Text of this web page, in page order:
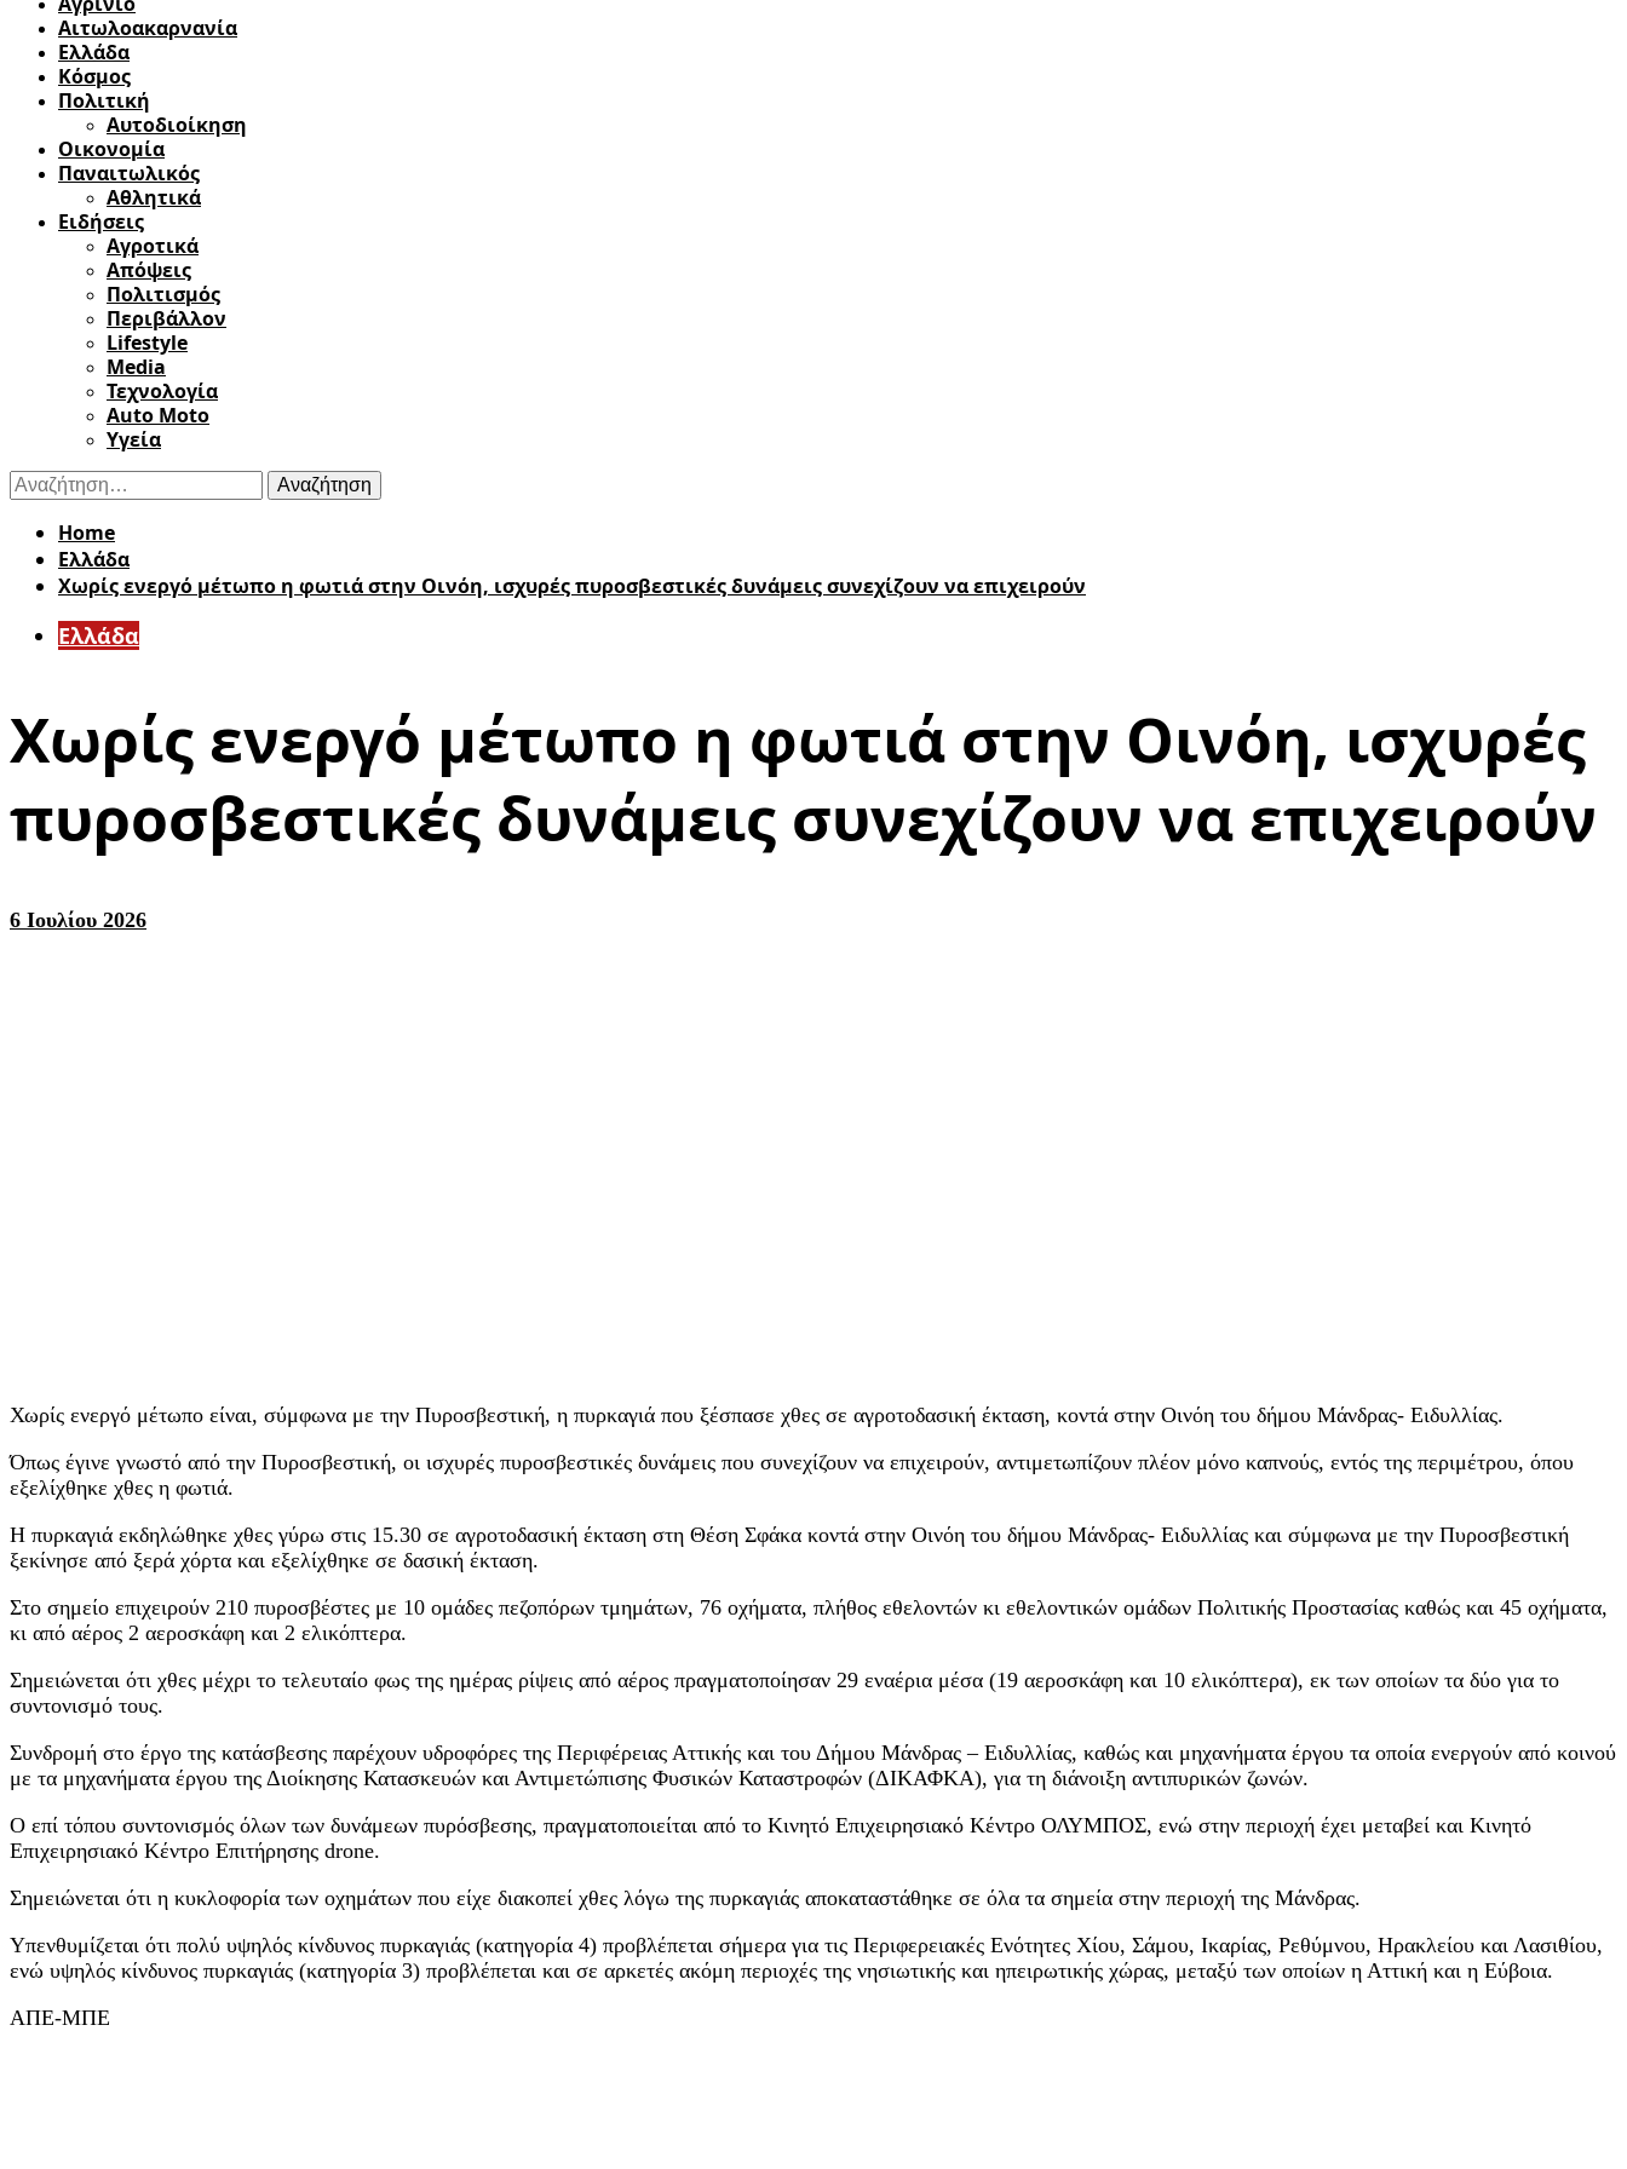
Αιτωλοακαρνανία
Ελλάδα
Κόσμος
Πολιτική
Αυτοδιοίκηση
Οικονομία
Παναιτωλικός
Αθλητικά
Ειδήσεις
Αγροτικά
Απόψεις
Πολιτισμός
Περιβάλλον
Lifestyle
Media
Τεχνολογία
Auto Moto
Υγεία
Αναζήτηση
για:
Home
Ελλάδα
Χωρίς ενεργό μέτωπο η φωτιά στην Οινόη, ισχυρές πυροσβεστικές δυνάμεις συνεχίζουν να επιχειρούν
Ελλάδα
Χωρίς ενεργό μέτωπο η φωτιά στην Οινόη, ισχυρές
πυροσβεστικές δυνάμεις συνεχίζουν να επιχειρούν
6 Ιουλίου 2026
Χωρίς ενεργό μέτωπο είναι, σύμφωνα με την Πυροσβεστική, η πυρκαγιά που ξέσπασε χθες σε αγροτοδασική έκταση, κοντά στην Οινόη του δήμου Μάνδρας- Ειδυλλίας.
Όπως έγινε γνωστό από την Πυροσβεστική, οι ισχυρές πυροσβεστικές δυνάμεις που συνεχίζουν να επιχειρούν, αντιμετωπίζουν πλέον μόνο καπνούς, εντός της περιμέτρου, όπου
εξελίχθηκε χθες η φωτιά.
Η πυρκαγιά εκδηλώθηκε χθες γύρω στις 15.30 σε αγροτοδασική έκταση στη Θέση Σφάκα κοντά στην Οινόη του δήμου Μάνδρας- Ειδυλλίας και σύμφωνα με την Πυροσβεστική
ξεκίνησε από ξερά χόρτα και εξελίχθηκε σε δασική έκταση.
Στο σημείο επιχειρούν 210 πυροσβέστες με 10 ομάδες πεζοπόρων τμημάτων, 76 οχήματα, πλήθος εθελοντών κι εθελοντικών ομάδων Πολιτικής Προστασίας καθώς και 45 οχήματα,
κι από αέρος 2 αεροσκάφη και 2 ελικόπτερα.
Σημειώνεται ότι χθες μέχρι το τελευταίο φως της ημέρας ρίψεις από αέρος πραγματοποίησαν 29 εναέρια μέσα (19 αεροσκάφη και 10 ελικόπτερα), εκ των οποίων τα δύο για το
συντονισμό τους.
Συνδρομή στο έργο της κατάσβεσης παρέχουν υδροφόρες της Περιφέρειας Αττικής και του Δήμου Μάνδρας – Ειδυλλίας, καθώς και μηχανήματα έργου τα οποία ενεργούν από κοινού
με τα μηχανήματα έργου της Διοίκησης Κατασκευών και Αντιμετώπισης Φυσικών Καταστροφών (ΔΙΚΑΦΚΑ), για τη διάνοιξη αντιπυρικών ζωνών.
Ο επί τόπου συντονισμός όλων των δυνάμεων πυρόσβεσης, πραγματοποιείται από το Κινητό Επιχειρησιακό Κέντρο ΟΛΥΜΠΟΣ, ενώ στην περιοχή έχει μεταβεί και Κινητό
Επιχειρησιακό Κέντρο Επιτήρησης drone.
Σημειώνεται ότι η κυκλοφορία των οχημάτων που είχε διακοπεί χθες λόγω της πυρκαγιάς αποκαταστάθηκε σε όλα τα σημεία στην περιοχή της Μάνδρας.
Υπενθυμίζεται ότι πολύ υψηλός κίνδυνος πυρκαγιάς (κατηγορία 4) προβλέπεται σήμερα για τις Περιφερειακές Ενότητες Χίου, Σάμου, Ικαρίας, Ρεθύμνου, Ηρακλείου και Λασιθίου,
ενώ υψηλός κίνδυνος πυρκαγιάς (κατηγορία 3) προβλέπεται και σε αρκετές ακόμη περιοχές της νησιωτικής και ηπειρωτικής χώρας, μεταξύ των οποίων η Αττική και η Εύβοια.
ΑΠΕ-ΜΠΕ